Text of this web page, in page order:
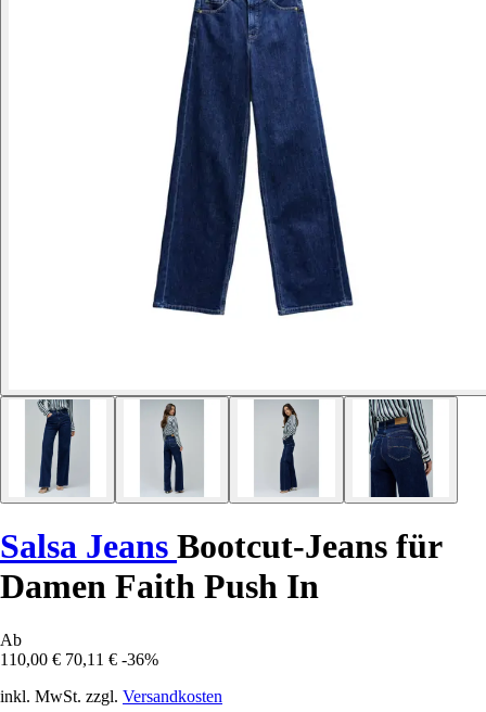
Salsa Jeans Bootcut-Jeans für
Damen Faith Push In
Ab
110,00 € 70,11 € -36%
inkl. MwSt. zzgl. Versandkosten